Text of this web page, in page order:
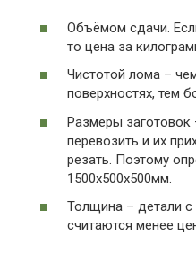
Объёмом сдачи.
то цена за
Чистотой лома –
поверхностях, тем
Размеры
перевозить и их
резать. Поэтому
1500х500х500мм.
Толщина – детали
считаются менее